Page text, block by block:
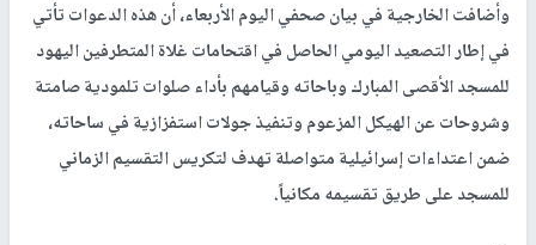
وأضافت الخارجية في بيان صحفي اليوم الأربعاء، أن هذه الدعوات تأتي
في إطار التصعيد اليومي الحاصل في اقتحامات غلاة المتطرفين اليهود
للمسجد الأقصى المبارك وباحاته وقيامهم بأداء صلوات تلمودية صامتة
وشروحات عن الهيكل المزعوم وتنفيذ جولات استفزازية في ساحاته،
ضمن اعتداءات إسرائيلية متواصلة تهدف لتكريس التقسيم الزماني
للمسجد على طريق تقسيمه مكانياً.